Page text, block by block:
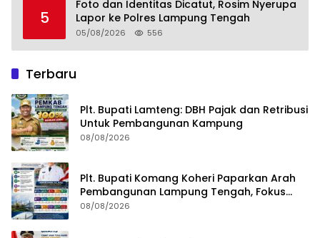
5
Foto dan Identitas Dicatut, Rosim Nyerupa
Lapor ke Polres Lampung Tengah
05/08/2026 556
Terbaru
Plt. Bupati Lamteng: DBH Pajak dan Retribusi
Untuk Pembangunan Kampung
08/08/2026
Plt. Bupati Komang Koheri Paparkan Arah
Pembangunan Lampung Tengah, Fokus
pada SDM, Ekonomi, Infrastruktur dan
08/08/2026